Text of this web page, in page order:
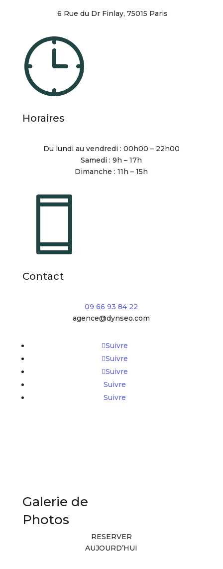
6 Rue du Dr Finlay, 75015 Paris
Horaires
Du lundi au vendredi : 00h00 – 22h00
Samedi : 9h – 17h
Dimanche : 11h – 15h
Contact
09 66 93 84 22
agence@dynseo.com
Suivre
Suivre
Suivre
Suivre
Suivre
Galerie de
Photos
RESERVER
AUJOURD’HUI